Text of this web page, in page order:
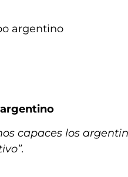
argentino
capaces los